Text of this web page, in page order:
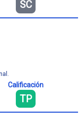
SC
Calificación
TP